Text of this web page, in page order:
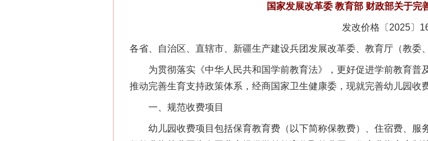
国家发展改革委 教育部 财政部关于完
发改价格〔2025〕
各省、自治区、直辖市、新疆生产建设兵团发展改革委、教育厅（教委
为贯彻落实《中华人民共和国学前教育法》，更好促进学前教育普
推动完善生育支持政策体系，经商国家卫生健康委，现就完善幼儿园收
一、规范收费项目
幼儿园收费项目包括保育教育费（以下简称保教费）、住宿费、服